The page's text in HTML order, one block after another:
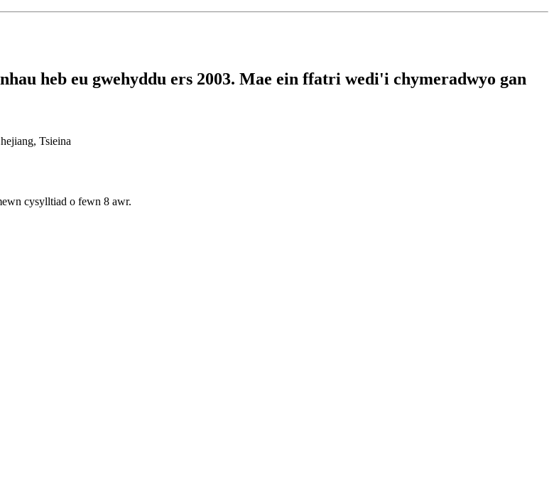
heb eu gwehyddu ers 2003. Mae ein ffatri wedi'i chymeradwyo gan
Tsieina
cysylltiad o fewn 8 awr.